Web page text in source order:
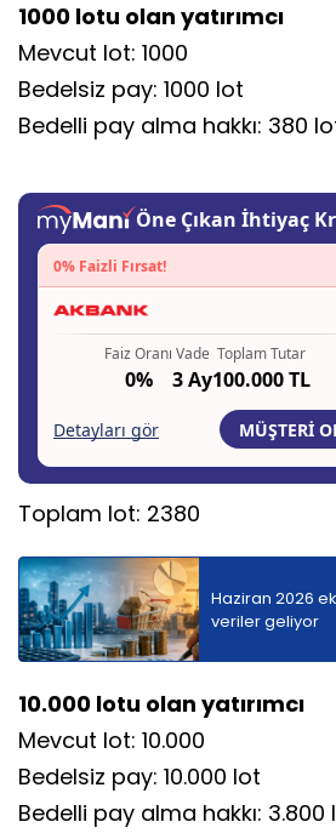
1000 lotu olan yatırımcı
Mevcut lot: 1000
Bedelsiz pay: 1000 lot
Bedelli pay alma hakkı: 380
Toplam lot: 2380
Haziran 2026
veriler geliyor
10.000 lotu olan yatırımcı
Mevcut lot: 10.000
Bedelsiz pay: 10.000 lot
Bedelli pay alma hakkı: 3.800